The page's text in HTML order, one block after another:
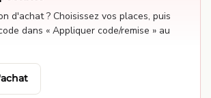
d'achat ? Choisissez vos places, puis
dans « Appliquer code/remise » au